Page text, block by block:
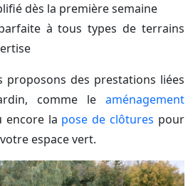
dès la première semaine
à tous types de terrains
proposons des prestations liées
comme le aménagement
encore la pose de clôtures pour
espace vert.